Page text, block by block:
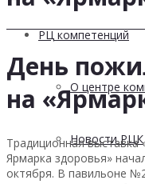
РЦ компетенций
О центре
Новости РЦК
День
на
Традиционная выставка
Ярмарка здоровья»
октября. В павильоне